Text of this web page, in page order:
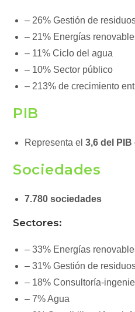
– 26% Gestión de
– 21% Energías
– 11% Ciclo del agua
– 10% Sector público
– 213% de crecimiento
PIB
Representa el3,6 del PIB
Sociedades
7.780 sociedades
Sectores:
– 33% Energías
– 31% Gestión de
– 18% Consultoría-
– 7% Agua